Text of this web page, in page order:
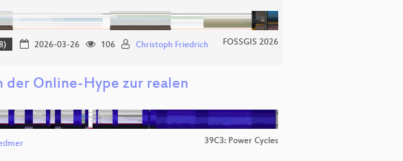
2026-03-26 106 Christoph Friedrich FOSSGIS 2026
der Online-Hype zur realen
39C3: Power Cycles